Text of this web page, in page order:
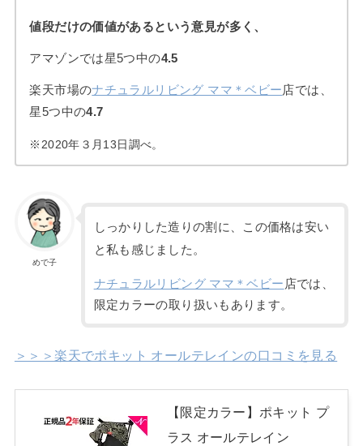
値段だけの価値があるという意見が多く、
アマゾンでは星5つ中の4.5
楽天市場のナチュラルリビング ママ＊ベビー店では、
星5つ中の4.7
※2020年３月13日調べ。
めで子
しっかりした造りの割に、この価格は安い
と私も感じました。
ナチュラルリビング ママ＊ベビー 店では、
限定カラーの取り扱いもあります。
＞＞＞楽天でポキット オールテレインの口コミを見る
【限定カラー】ポキット プ
ラス オールテレイン